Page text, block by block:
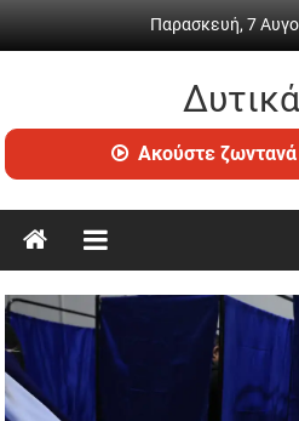
Παρασκευή, 7
Ραδιόφωνο
•
ενημέρωση
Ακούστε ζωντανά